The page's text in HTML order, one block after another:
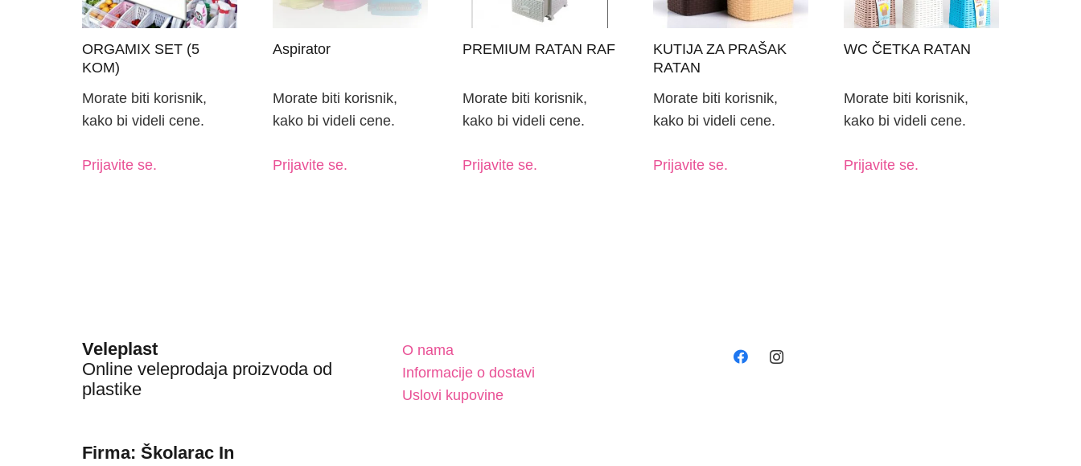
ORGAMIX SET (5
KOM)
Morate biti korisnik,
kako bi videli cene.
Prijavite se.
Aspirator
Morate biti korisnik,
kako bi videli cene.
Prijavite se.
PREMIUM RATAN RAF
Morate biti korisnik,
kako bi videli cene.
Prijavite se.
KUTIJA ZA PRAŠAK
RATAN
Morate biti korisnik,
kako bi videli cene.
Prijavite se.
WC ČETKA RATAN
Morate biti korisnik,
kako bi videli cene.
Prijavite se.
Veleplast
Online veleprodaja proizvoda od
plastike
Firma: Školarac In
O nama
Informacije o dostavi
Uslovi kupovine